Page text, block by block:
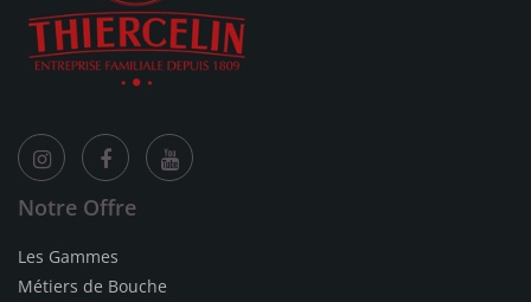
Notre Offre
Les Gammes
Métiers de Bouche